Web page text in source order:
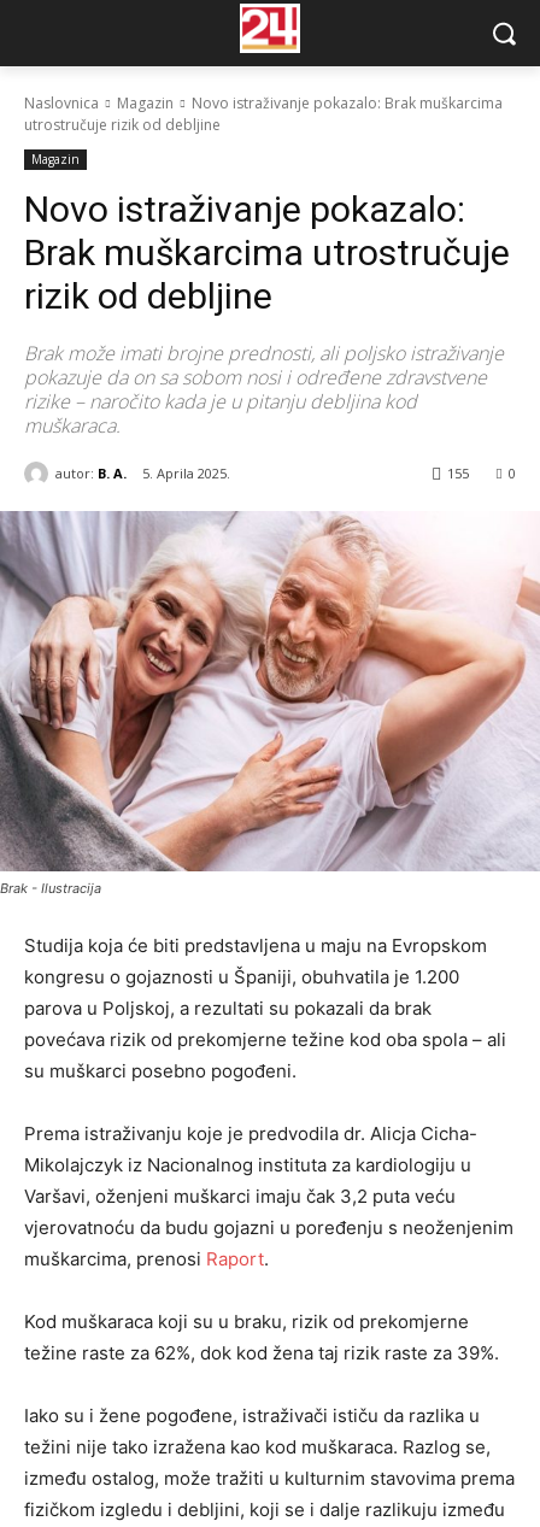
Naslovnica Magazin
Novo istraživanje pokazalo: Brak muškarcima
utrostručuje rizik od debljine
Magazin
Novo istraživanje pokazalo:
Brak muškarcima utrostručuje
rizik od debljine
Brak može imati brojne prednosti, ali poljsko istraživanje
pokazuje da on sa sobom nosi i određene zdravstvene
rizike – naročito kada je u pitanju debljina kod
muškaraca.
autor: B. A. 5. Aprila 2025. 0
155
Brak - Ilustracija
Studija koja će biti predstavljena u maju na Evropskom
kongresu o gojaznosti u Španiji, obuhvatila je 1.200
parova u Poljskoj, a rezultati su pokazali da brak
povećava rizik od prekomjerne težine kod oba spola – ali
su muškarci posebno pogođeni.
Prema istraživanju koje je predvodila dr. Alicja Cicha-
Mikolajczyk iz Nacionalnog instituta za kardiologiju u
Varšavi, oženjeni muškarci imaju čak 3,2 puta veću
vjerovatnoću da budu gojazni u poređenju s neoženjenim
muškarcima, prenosi Raport.
Kod muškaraca koji su u braku, rizik od prekomjerne
težine raste za 62%, dok kod žena taj rizik raste za 39%.
Iako su i žene pogođene, istraživači ističu da razlika u
težini nije tako izražena kao kod muškaraca. Razlog se,
između ostalog, može tražiti u kulturnim stavovima prema
fizičkom izgledu i debljini, koji se i dalje razlikuju između